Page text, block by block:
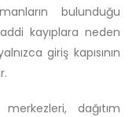
bulunduğu
kayıplara neden
giriş kapısının
dağıtım